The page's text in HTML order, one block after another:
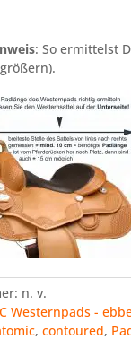
: So ermittelst
n. v.
Westernpads -
, contoured,